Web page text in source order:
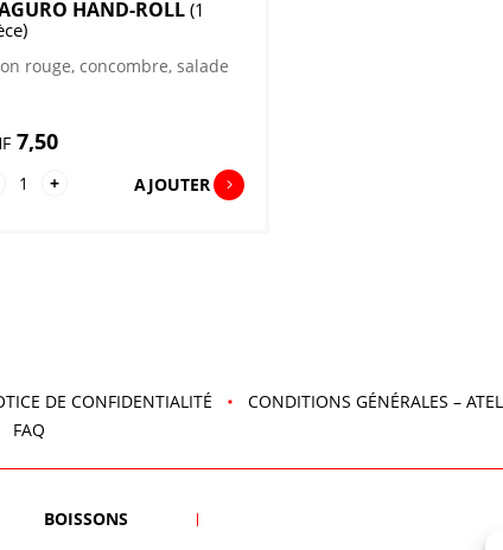
HAND-ROLL(1
rouge, concombre, salade
7,50
quantité
+ AJOUTER
DE CONFIDENTIALITÉ
CONDITIONS GÉNÉRALES –
FAQ
BOISSONS